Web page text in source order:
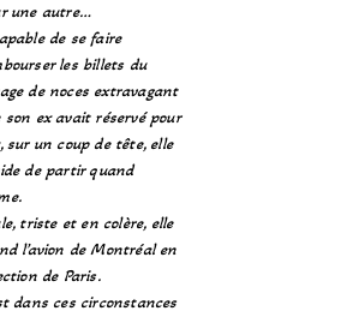
une autre…
de se faire
les billets du
de noces extravagant
son ex avait réservé pour
sur un coup de tête, elle
de partir quand
triste et en colère, elle
l’avion de Montréal en
de Paris.
dans ces circonstances